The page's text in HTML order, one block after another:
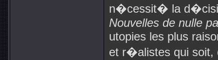
n�cessit� la
Nouvelles de nulle
utopies les plus
et r�alistes qui soit,